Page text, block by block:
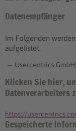
Datenempfänger
Im Folgenden
aufgelistet.
Usercentrics GmbH
Klicken Sie hier,
Datenverarbeiters
https://
Gespeicherte